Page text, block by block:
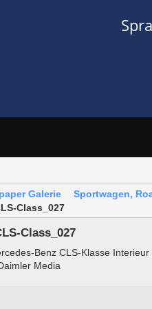
Galerie
Sportwagen,
Class_027
Class_027
Benz CLS-Klasse Interieur
Media